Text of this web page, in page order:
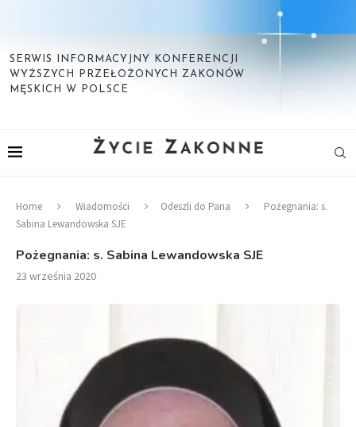
SERWIS INFORMACYJNY KONFERENCJI
WYŻSZYCH PRZEŁOŻONYCH ZAKONÓW
MĘSKICH W POLSCE
Home Wiadomości Odeszli do Pana
Pożegnania: s.
Sabina Lewandowska SJE
Pożegnania: s. Sabina Lewandowska SJE
23 września 2020